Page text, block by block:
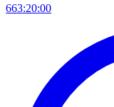
663:20:00